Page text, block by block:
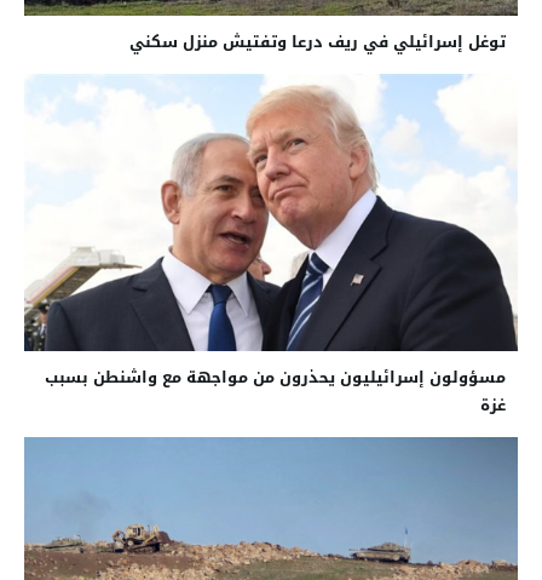
توغل إسرائيلي في ريف درعا وتفتيش منزل سكني
مسؤولون إسرائيليون يحذرون من مواجهة مع واشنطن بسبب
غزة